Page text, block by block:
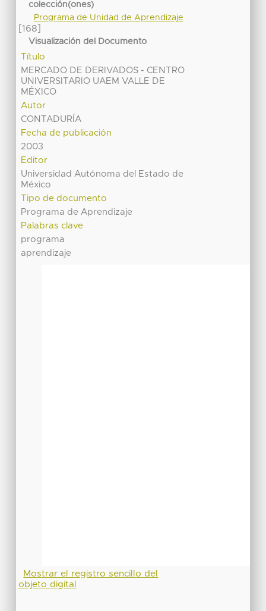
colección(ones)
Programa de Unidad de Aprendizaje
[168]
Visualización del Documento
Título
MERCADO DE DERIVADOS - CENTRO
UNIVERSITARIO UAEM VALLE DE
MÉXICO
Autor
CONTADURÍA
Fecha de publicación
2003
Editor
Universidad Autónoma del Estado de
México
Tipo de documento
Programa de Aprendizaje
Palabras clave
programa
aprendizaje
Mostrar el registro sencillo del
objeto digital